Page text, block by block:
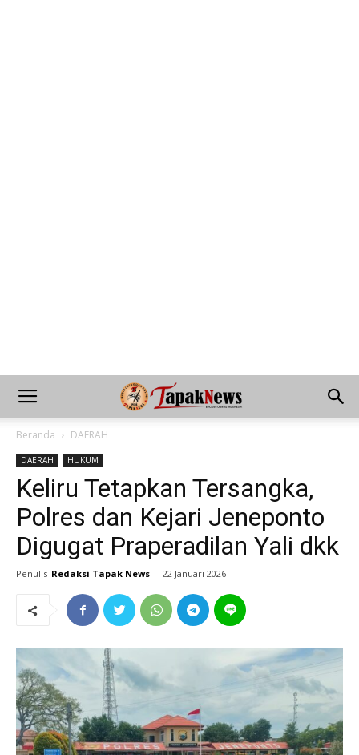
Beranda DAERAH
DAERAH HUKUM
Keliru Tetapkan Tersangka,
Polres dan Kejari Jeneponto
Digugat Praperadilan Yali dkk
Penulis Redaksi Tapak News - 22 Januari 2026